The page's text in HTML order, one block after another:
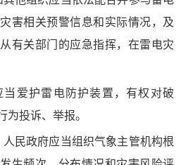
害相关预警信息和实际情况，及
有关部门的应急指挥，在雷电灾
爱护雷电防护装置，有权对破
为投诉、举报。
民政府应当组织气象主管机构根